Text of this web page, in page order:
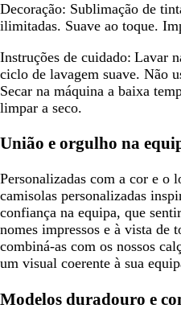
Decoração: Sublimação de
ilimitadas. Suave ao toque.
Instruções de cuidado: Lavar
ciclo de lavagem suave. Não
Secar na máquina a baixa
limpar a seco.
União e orgulho na
Personalizadas com a cor e o
camisolas personalizadas
confiança na equipa, que
nomes impressos e à vista de
combiná-as com os nossos
um visual coerente à sua
Modelos duradouro e